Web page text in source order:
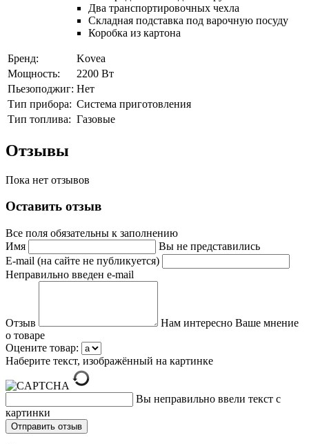
Два транспортировочных чехла
Складная подставка под варочную посуду
Коробка из картона
Бренд:
Kovea
Мощность:
2200 Вт
Пьезоподжиг: Нет
Тип прибора: Система приготовления
Тип топлива: Газовые
Отзывы
Пока нет отзывов
Оставить отзыв
Все поля обязательны к заполнению
Имя
Вы не представились
E-mail (на сайте не публикуется)
Неправильно введен e-mail
Отзыв
Нам интересно Ваше мнение
о товаре
Оцените товар:
Наберите текст, изображённый на картинке
Вы неправильно ввели текст с
картинки